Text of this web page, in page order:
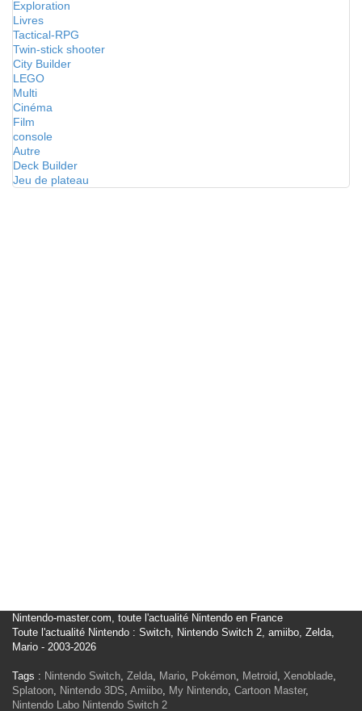
Exploration
Livres
Tactical-RPG
Twin-stick shooter
City Builder
LEGO
Multi
Cinéma
Film
console
Autre
Deck Builder
Jeu de plateau
Nintendo-master.com, toute l'actualité Nintendo en France
Toute l'actualité Nintendo : Switch, Nintendo Switch 2, amiibo, Zelda,
Mario - 2003-2026
Tags : Nintendo Switch, Zelda, Mario, Pokémon, Metroid, Xenoblade,
Splatoon, Nintendo 3DS, Amiibo, My Nintendo, Cartoon Master,
Nintendo Labo Nintendo Switch 2